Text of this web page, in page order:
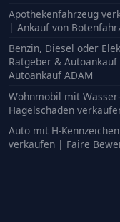
Apothekenfahrzeug
| Ankauf von
Benzin, Diesel oder
Ratgeber & Autoankauf
Autoankauf ADAM
Wohnmobil mit
Hagelschaden
Auto mit H-Kennzeichen
verkaufen | Faire